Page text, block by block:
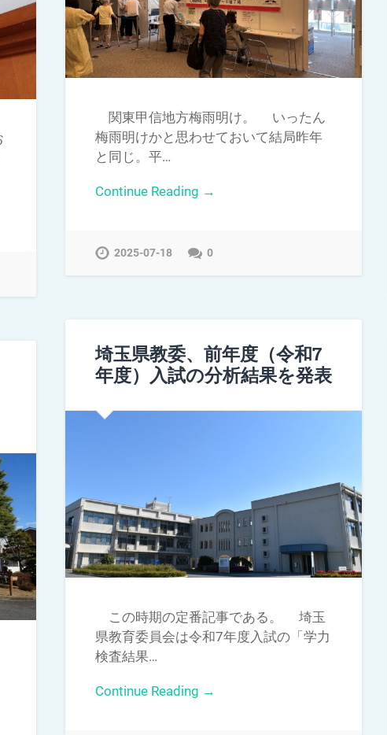
関東甲信地方梅雨明け。 いったん
梅雨明けかと思わせておいて結局昨年
と同じ。平…
Continue Reading →
2025-07-18 0
埼玉県教委、前年度（令和7
年度）入試の分析結果を発表
この時期の定番記事である。 埼玉
県教育委員会は令和7年度入試の「学力
検査結果…
Continue Reading →